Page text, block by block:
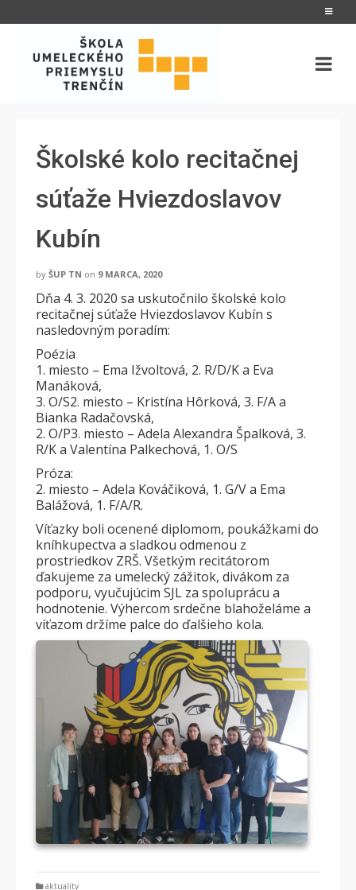
Školské kolo recitačnej
súťaže Hviezdoslavov
Kubín
by ŠUP TN on 9 MARCA, 2020
Dňa 4. 3. 2020 sa uskutočnilo školské kolo
recitačnej súťaže Hviezdoslavov Kubín s
nasledovným poradím:
Poézia
1. miesto – Ema Ižvoltová, 2. R/D/K a Eva
Manáková,
3. O/S2. miesto – Kristína Hôrková, 3. F/A a
Bianka Radačovská,
2. O/P3. miesto – Adela Alexandra Špalková, 3.
R/K a Valentína Palkechová, 1. O/S
Próza:
2. miesto – Adela Kováčiková, 1. G/V a Ema
Balážová, 1. F/A/R.
Víťazky boli ocenené diplomom, poukážkami do
kníhkupectva a sladkou odmenou z
prostriedkov ZRŠ. Všetkým recitátorom
ďakujeme za umelecký zážitok, divákom za
podporu, vyučujúcim SJL za spoluprácu a
hodnotenie. Výhercom srdečne blahoželáme a
víťazom držíme palce do ďalšieho kola.
aktuality